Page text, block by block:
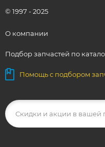
© 1997 - 2025
О компании
Подбор запчастей по
Помощь с подбором